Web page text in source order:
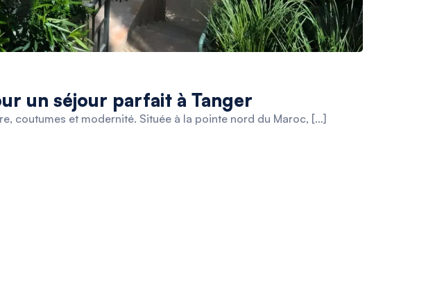
un séjour parfait à Tanger
coutumes et modernité. Située à la pointe nord du Maroc, […]